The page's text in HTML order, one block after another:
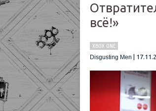
всё!»
XBOX ONE
Disgusting Men |